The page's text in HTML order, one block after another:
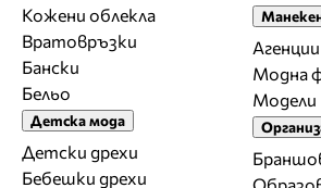
Кожени облекла
Вратовръзки
Бански
Бельо
Детска мода
Детски дрехи
Бебешки дрехи
Модна
Модели